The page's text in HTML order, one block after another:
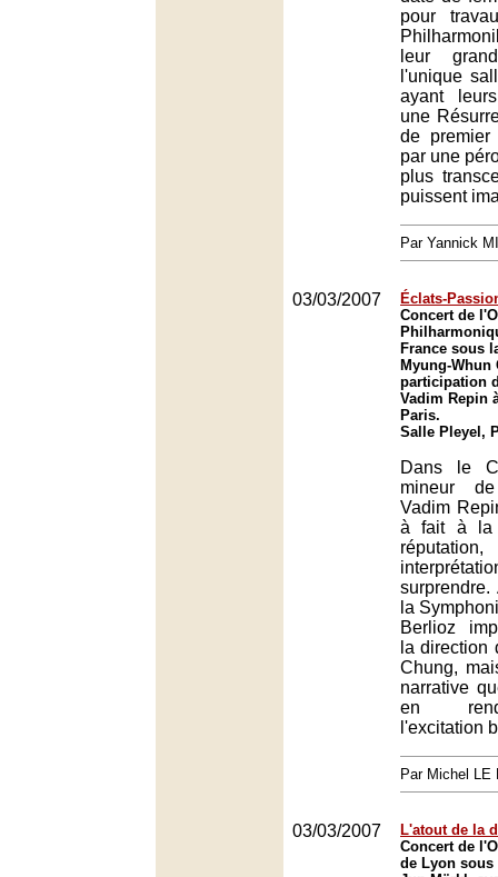
pour
leur
l'unique
ayant
une
de premier
par une
plus
puissent
Par Yannick
03/03/2007
Éclats-
Concert de
France sous
Myung-Whun
participation
Vadim Repin
Paris.
Salle Pleyel,
Dans le
mineur de
Vadim
à fait à la
surprendre.
la
Berlioz
la direction
Chung,
narrative
en
l'excitation
Par Michel LE
03/03/2007
L'atout de la
Concert de
de Lyon